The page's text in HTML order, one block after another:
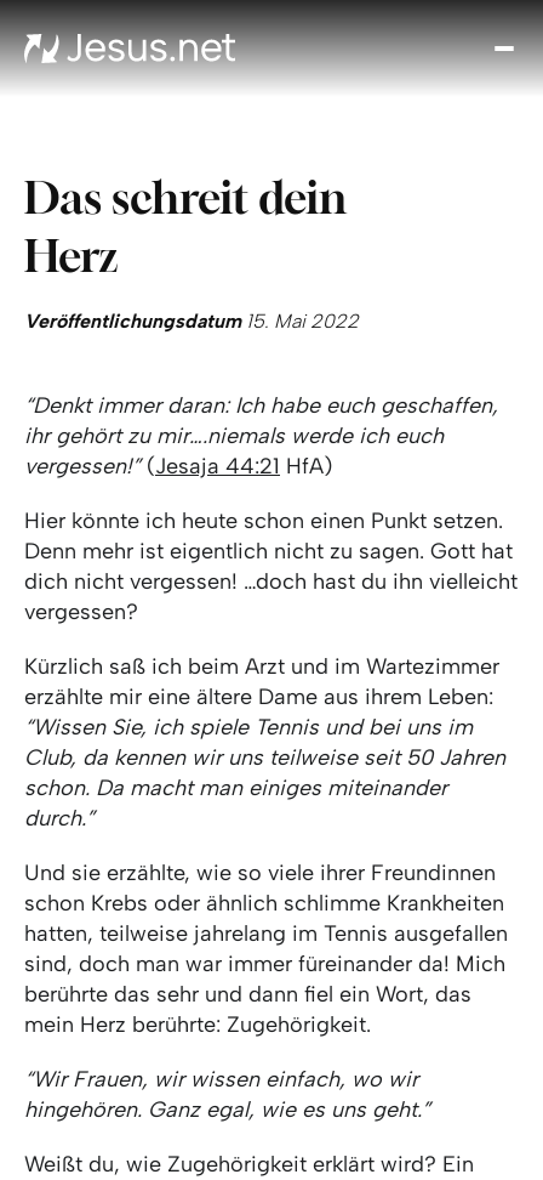
Das schreit dein
Herz
Veröffentlichungsdatum15. Mai 2022
“Denkt immer daran: Ich habe euch geschaffen,
ihr gehört zu mir….niemals werde ich euch
vergessen!”(Jesaja 44:21 HfA)
Hier könnte ich heute schon einen Punkt setzen.
Denn mehr ist eigentlich nicht zu sagen. Gott hat
dich nicht vergessen! …doch hast du ihn vielleicht
vergessen?
Kürzlich saß ich beim Arzt und im Wartezimmer
erzählte mir eine ältere Dame aus ihrem Leben:
“Wissen Sie, ich spiele Tennis und bei uns im
Club, da kennen wir uns teilweise seit 50 Jahren
schon. Da macht man einiges miteinander
durch.”
Und sie erzählte, wie so viele ihrer Freundinnen
schon Krebs oder ähnlich schlimme Krankheiten
hatten, teilweise jahrelang im Tennis ausgefallen
sind, doch man war immer füreinander da! Mich
berührte das sehr und dann fiel ein Wort, das
mein Herz berührte: Zugehörigkeit.
“Wir Frauen, wir wissen einfach, wo wir
hingehören. Ganz egal, wie es uns geht.”
Weißt du, wie Zugehörigkeit erklärt wird? Ein